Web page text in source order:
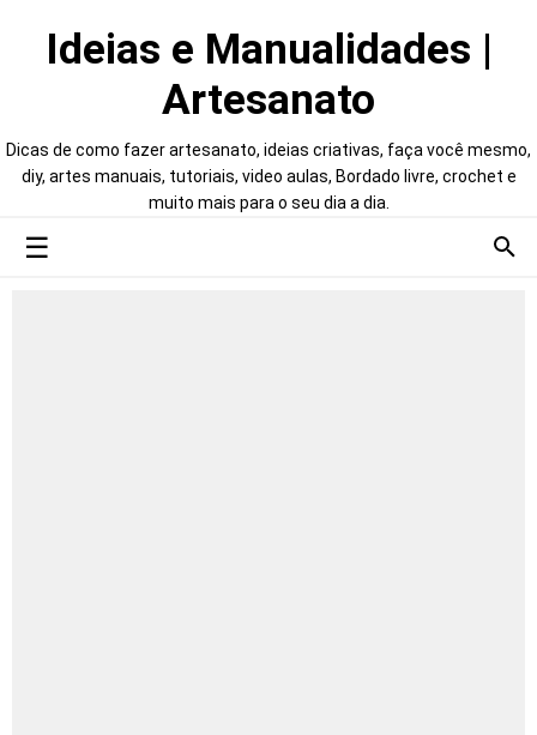
Ideias e Manualidades |
Artesanato
Dicas de como fazer artesanato, ideias criativas, faça você mesmo,
diy, artes manuais, tutoriais, video aulas, Bordado livre, crochet e
muito mais para o seu dia a dia.